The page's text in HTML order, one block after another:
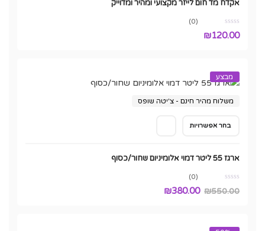
אקדח מד חום לייזר מקצועי ומהיר ומדוייק
₪120.00
מבצע
משלוח מהיר חינם - צ'יטה שופס
בחר אפשרויות
מספר
ניתן
ארגז 55 ליטר דמוי אלומיניום שחור/כסוף
₪550.00
₪380.00